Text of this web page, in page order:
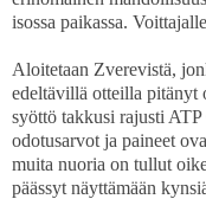
isossa paikassa.
Aloitetaan Zverevistä,
edeltävillä otteilla pitänyt
syöttö takkusi rajusti
odotusarvot ja paineet
muita nuoria on tullut
päässyt näyttämään